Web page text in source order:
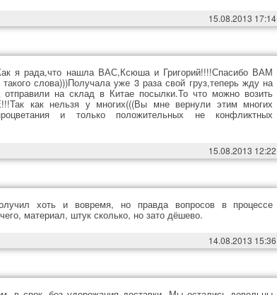
15.08.2013 17:14
я рада,что нашла ВАС,Ксюша и Григорий!!!!Спасибо ВАМ
слова)))Получала уже 3 раза свой груз,теперь жду на
на склад в Китае посылки.То что можно возить
как нельзя у многих(((Вы мне вернули этим многих
и только положительных не конфликтных
15.08.2013 12:22
хоть и вовремя, но правда вопросов в процессе
материал, штук сколько, но зато дёшево.
14.08.2013 15:36